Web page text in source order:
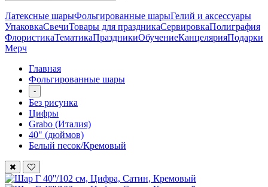
Латексные шарыФольгированные шарыГелий и аксессуары
УпаковкаСвечиТовары для праздникаСервировкаПолиграфия
ФлористикаТематикаПраздникиОбучениеКанцелярияПодарки
Мерч
Главная
Фольгированные шары
-
Без рисунка
Цифры
Grabo (Италия)
40" (дюймов)
Белый песок/Кремовый